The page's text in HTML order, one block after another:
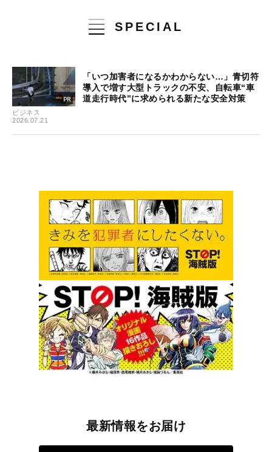
SPECIAL
ビジネス
2026.07.21
「いつ加害者になるかわからない…」青切符
導入で増す大型トラックの不安、自転車“車
道走行時代”に求められる新たな安全対策
最新情報をお届け